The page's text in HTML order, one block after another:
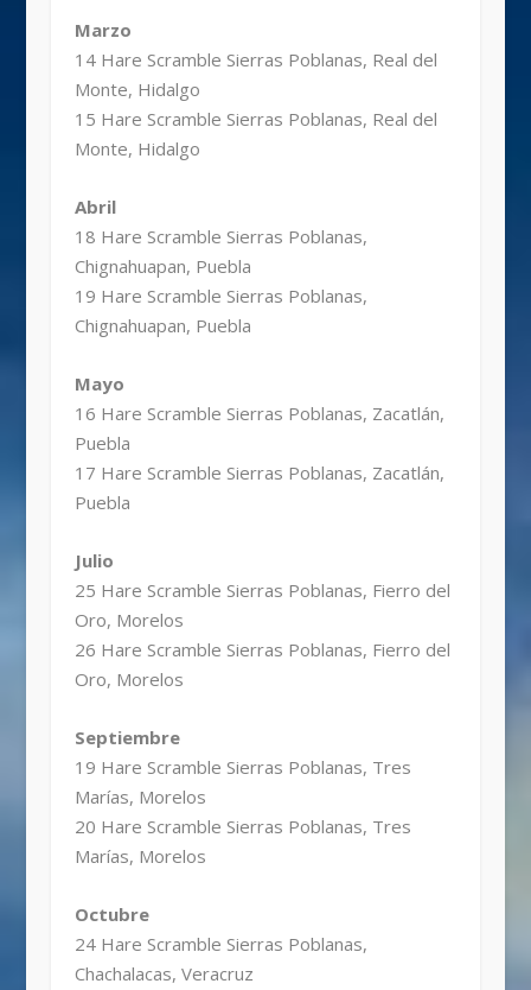
Marzo
14 Hare Scramble Sierras Poblanas, Real del
Monte, Hidalgo
15 Hare Scramble Sierras Poblanas, Real del
Monte, Hidalgo
Abril
18 Hare Scramble Sierras Poblanas,
Chignahuapan, Puebla
19 Hare Scramble Sierras Poblanas,
Chignahuapan, Puebla
Mayo
16 Hare Scramble Sierras Poblanas, Zacatlán,
Puebla
17 Hare Scramble Sierras Poblanas, Zacatlán,
Puebla
Julio
25 Hare Scramble Sierras Poblanas, Fierro del
Oro, Morelos
26 Hare Scramble Sierras Poblanas, Fierro del
Oro, Morelos
Septiembre
19 Hare Scramble Sierras Poblanas, Tres
Marías, Morelos
20 Hare Scramble Sierras Poblanas, Tres
Marías, Morelos
Octubre
24 Hare Scramble Sierras Poblanas,
Chachalacas, Veracruz